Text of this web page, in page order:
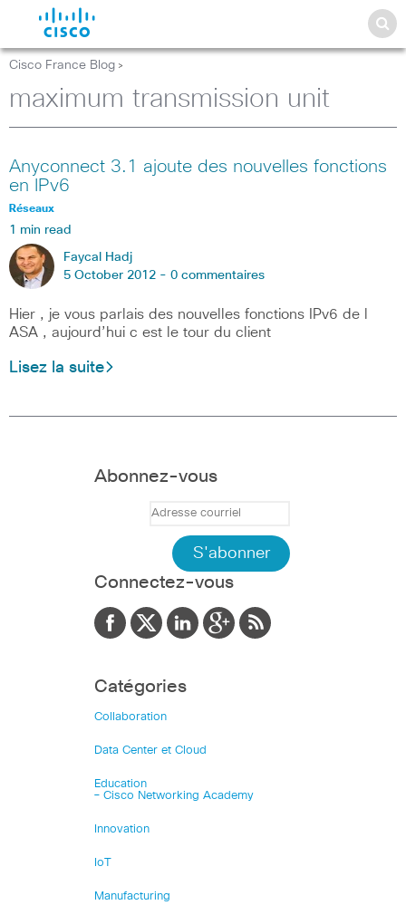
Cisco France Blog >
maximum transmission unit
Anyconnect 3.1 ajoute des nouvelles fonctions
en IPv6
Réseaux
1 min read
Faycal Hadj
5 October 2012 - 0 commentaires
Hier , je vous parlais des nouvelles fonctions IPv6 de l
ASA , aujourd’hui c est le tour du client
Lisez la suite
Abonnez-vous
Connectez-vous
Catégories
Collaboration
Data Center et Cloud
Education
– Cisco Networking Academy
Innovation
IoT
Manufacturing